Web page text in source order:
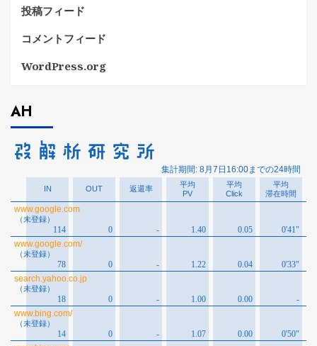
投稿フィード
コメントフィード
WordPress.org
AH